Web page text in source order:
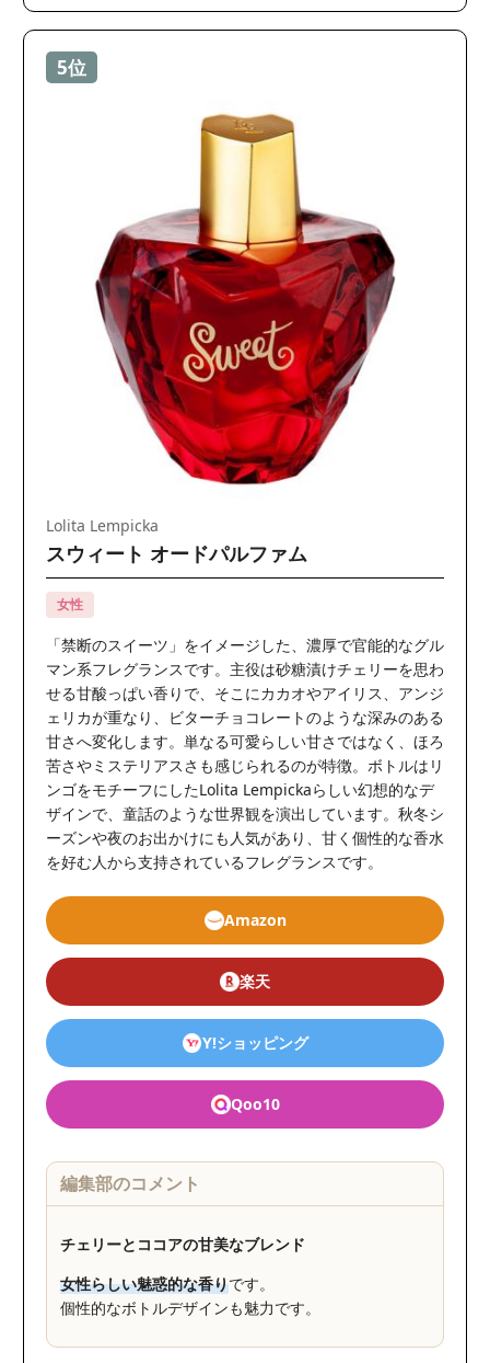
5位
Lolita Lempicka
スウィート オードパルファム
女性
「禁断のスイーツ」をイメージした、濃厚で官能的なグル
マン系フレグランスです。主役は砂糖漬けチェリーを思わ
せる甘酸っぱい香りで、そこにカカオやアイリス、アンジ
ェリカが重なり、ビターチョコレートのような深みのある
甘さへ変化します。単なる可愛らしい甘さではなく、ほろ
苦さやミステリアスさも感じられるのが特徴。ボトルはリ
ンゴをモチーフにしたLolita Lempickaらしい幻想的なデ
ザインで、童話のような世界観を演出しています。秋冬シ
ーズンや夜のお出かけにも人気があり、甘く個性的な香水
を好む人から支持されているフレグランスです。
Amazon
楽天
Y!ショッピング
Qoo10
編集部のコメント
チェリーとココアの甘美なブレンド
女性らしい魅惑的な香りです。
個性的なボトルデザインも魅力です。